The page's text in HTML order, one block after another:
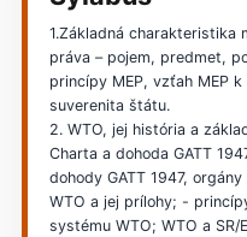
1.Základná charakteristika
práva – pojem, predmet,
princípy MEP, vzťah MEP
suverenita štátu.
2. WTO, jej história a
Charta a dohoda GATT
dohody GATT 1947,
WTO a jej prílohy; -
systému WTO; WTO a SR/